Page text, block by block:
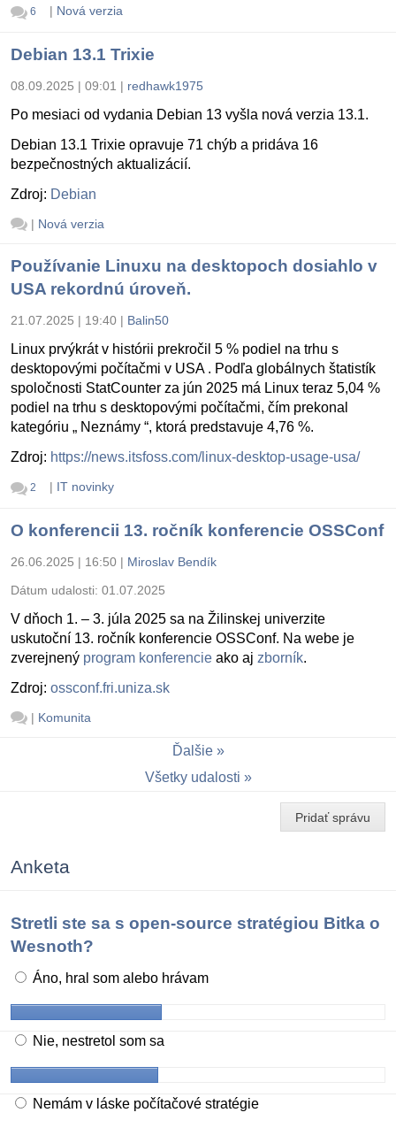
6 | Nová verzia
Debian 13.1 Trixie
08.09.2025 | 09:01 | redhawk1975
Po mesiaci od vydania Debian 13 vyšla nová verzia 13.1.
Debian 13.1 Trixie opravuje 71 chýb a pridáva 16
bezpečnostných aktualizácií.
Zdroj: Debian
| Nová verzia
Používanie Linuxu na desktopoch dosiahlo v
USA rekordnú úroveň.
21.07.2025 | 19:40 | Balin50
Linux prvýkrát v histórii prekročil 5 % podiel na trhu s
desktopovými počítačmi v USA . Podľa globálnych štatistík
spoločnosti StatCounter za jún 2025 má Linux teraz 5,04 %
podiel na trhu s desktopovými počítačmi, čím prekonal
kategóriu „ Neznámy “, ktorá predstavuje 4,76 %.
Zdroj: https://news.itsfoss.com/linux-desktop-usage-usa/
2 | IT novinky
O konferencii 13. ročník konferencie OSSConf
26.06.2025 | 16:50 | Miroslav Bendík
Dátum udalosti: 01.07.2025
V dňoch 1. – 3. júla 2025 sa na Žilinskej univerzite
uskutoční 13. ročník konferencie OSSConf. Na webe je
zverejnený program konferencie ako aj zborník.
Zdroj: ossconf.fri.uniza.sk
| Komunita
Ďalšie
Všetky udalosti
Pridať správu
Anketa
Stretli ste sa s open-source stratégiou Bitka o
Wesnoth?
Áno, hral som alebo hrávam
Nie, nestretol som sa
Nemám v láske počítačové stratégie